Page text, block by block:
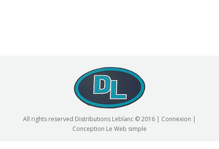
All rights reserved Distributions Leblanc © 2016 | Connexion |
Conception Le Web simple